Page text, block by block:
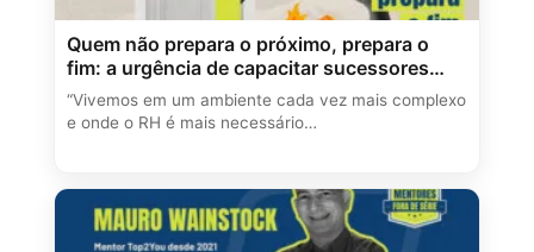
Quem não prepara o próximo, prepara o
fim: a urgência de capacitar sucessores
para novos desafios
“Vivemos em um ambiente cada vez mais complexo
e onde o RH é mais necessário…